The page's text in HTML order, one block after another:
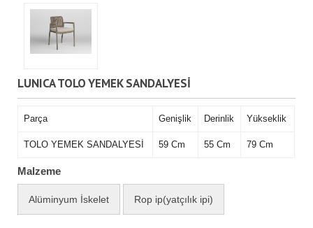
LUNICA TOLO YEMEK SANDALYESİ
Parça Genişlik Derinlik Yükseklik
TOLO YEMEK SANDALYESİ 59 Cm 55 Cm 79 Cm
Malzeme
Alüminyum İskelet Rop ip(yatçılık ipi)